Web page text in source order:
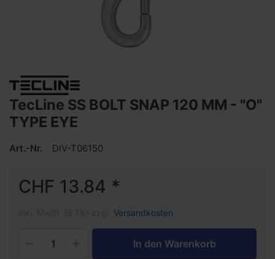
TecLine SS BOLT SNAP 120 MM - "O"
TYPE EYE
Art.-Nr. DIV-T06150
CHF 13.84 *
Versandkosten
In den Warenkorb